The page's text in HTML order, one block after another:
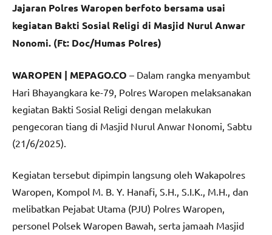
Jajaran Polres Waropen berfoto bersama usai
kegiatan Bakti Sosial Religi di Masjid Nurul Anwar
Nonomi. (Ft: Doc/Humas Polres)
WAROPEN | MEPAGO.CO – Dalam rangka menyambut
Hari Bhayangkara ke-79, Polres Waropen melaksanakan
kegiatan Bakti Sosial Religi dengan melakukan
pengecoran tiang di Masjid Nurul Anwar Nonomi, Sabtu
(21/6/2025).
Kegiatan tersebut dipimpin langsung oleh Wakapolres
Waropen, Kompol M. B. Y. Hanafi, S.H., S.I.K., M.H., dan
melibatkan Pejabat Utama (PJU) Polres Waropen,
personel Polsek Waropen Bawah, serta jamaah Masjid